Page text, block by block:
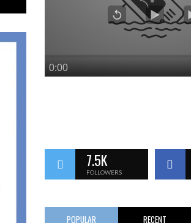
7.5K
FOLLOWERS
POPULAR RECENT